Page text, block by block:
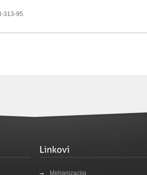
313-95.
Mehanizacija